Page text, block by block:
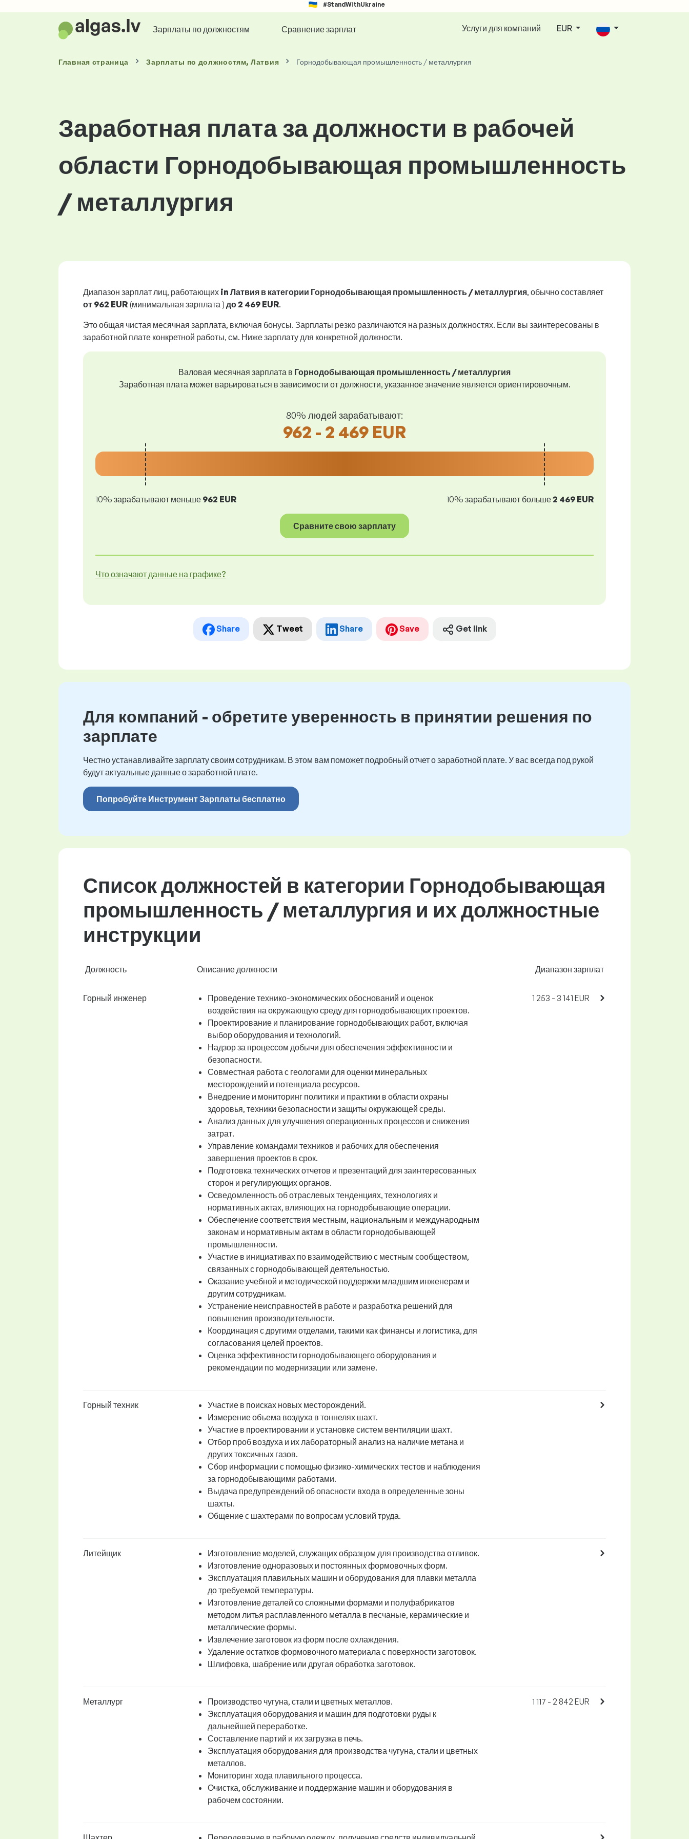
#StandWithUkraine
Зарплаты по должностям Сравнение зарплат Услуги для компаний EUR
Главная страница Зарплаты по должностям, Латвия Горнодобывающая промышленность / металлургия
Заработная плата за должности в рабочей
области Горнодобывающая промышленность
/ металлургия
Диапазон зарплат лиц, работающих in Латвия в категории Горнодобывающая промышленность / металлургия, обычно составляет
от 962 EUR (минимальная зарплата ) до2 469 EUR.
Это общая чистая месячная зарплата, включая бонусы. Зарплаты резко различаются на разных должностях. Если вы заинтересованы в
заработной плате конкретной работы, см. Ниже зарплату для конкретной должности.
Валовая месячная зарплата в Горнодобывающая промышленность / металлургия
Заработная плата может варьироваться в зависимости от должности, указанное значение является ориентировочным.
80% людей зарабатывают:
962 - 2 469 EUR
10% зарабатывают меньше 962 EUR 10% зарабатывают больше2 469 EUR
Сравните свою зарплату
Что означают данные на графике?
Share Tweet Share Save Get link
Для компаний - обретите уверенность в принятии решения по
зарплате
Честно устанавливайте зарплату своим сотрудникам. В этом вам поможет подробный отчет о заработной плате. У вас всегда под рукой
будут актуальные данные о заработной плате.
Попробуйте Инструмент Зарплаты бесплатно
Список должностей в категории Горнодобывающая
промышленность / металлургия и их должностные
инструкции
Должность Описание должности Диапазон зарплат
Горный инженер
Проведение технико-экономических обоснований и оценок
воздействия на окружающую среду для горнодобывающих проектов.
Проектирование и планирование горнодобывающих работ, включая
выбор оборудования и технологий.
Надзор за процессом добычи для обеспечения эффективности и
безопасности.
Совместная работа с геологами для оценки минеральных
месторождений и потенциала ресурсов.
Внедрение и мониторинг политики и практики в области охраны
здоровья, техники безопасности и защиты окружающей среды.
Анализ данных для улучшения операционных процессов и снижения
затрат.
Управление командами техников и рабочих для обеспечения
завершения проектов в срок.
Подготовка технических отчетов и презентаций для заинтересованных
сторон и регулирующих органов.
Осведомленность об отраслевых тенденциях, технологиях и
нормативных актах, влияющих на горнодобывающие операции.
Обеспечение соответствия местным, национальным и международным
законам и нормативным актам в области горнодобывающей
промышленности.
Участие в инициативах по взаимодействию с местным сообществом,
связанных с горнодобывающей деятельностью.
Оказание учебной и методической поддержки младшим инженерам и
другим сотрудникам.
Устранение неисправностей в работе и разработка решений для
повышения производительности.
Координация с другими отделами, такими как финансы и логистика, для
согласования целей проектов.
Оценка эффективности горнодобывающего оборудования и
рекомендации по модернизации или замене.
1 253 - 3 141 EUR
Горный техник
Участие в поисках новых месторождений.
Измерение объема воздуха в тоннелях шахт.
Участие в проектировании и установке систем вентиляции шахт.
Отбор проб воздуха и их лабораторный анализ на наличие метана и
других токсичных газов.
Сбор информации с помощью физико-химических тестов и наблюдения
за горнодобывающими работами.
Выдача предупреждений об опасности входа в определенные зоны
шахты.
Общение с шахтерами по вопросам условий труда.
Литейщик
Изготовление моделей, служащих образцом для производства отливок.
Изготовление одноразовых и постоянных формовочных форм.
Эксплуатация плавильных машин и оборудования для плавки металла
до требуемой температуры.
Изготовление деталей со сложными формами и полуфабрикатов
методом литья расплавленного металла в песчаные, керамические и
металлические формы.
Извлечение заготовок из форм после охлаждения.
Удаление остатков формовочного материала с поверхности заготовок.
Шлифовка, шабрение или другая обработка заготовок.
Металлург
Производство чугуна, стали и цветных металлов.
Эксплуатация оборудования и машин для подготовки руды к
дальнейшей переработке.
Составление партий и их загрузка в печь.
Эксплуатация оборудования для производства чугуна, стали и цветных
металлов.
Мониторинг хода плавильного процесса.
Очистка, обслуживание и поддержание машин и оборудования в
рабочем состоянии.
1 117 - 2 842 EUR